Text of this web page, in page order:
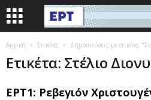
Αρχική Ετικέτες Δημοσιεύσεις με ετικέτες
Ετικέτα: Στέλιο
ΕΡΤ1: Ρεβεγιόν